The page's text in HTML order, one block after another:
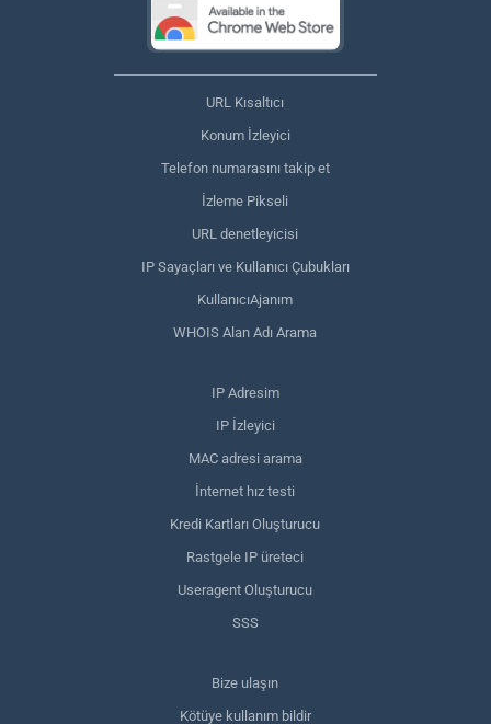
URL Kısaltıcı
Konum İzleyici
Telefon numarasını takip et
İzleme Pikseli
URL denetleyicisi
IP Sayaçları ve Kullanıcı Çubukları
KullanıcıAjanım
WHOIS Alan Adı Arama
IP Adresim
IP İzleyici
MAC adresi arama
İnternet hız testi
Kredi Kartları Oluşturucu
Rastgele IP üreteci
Useragent Oluşturucu
SSS
Bize ulaşın
Kötüye kullanım bildir